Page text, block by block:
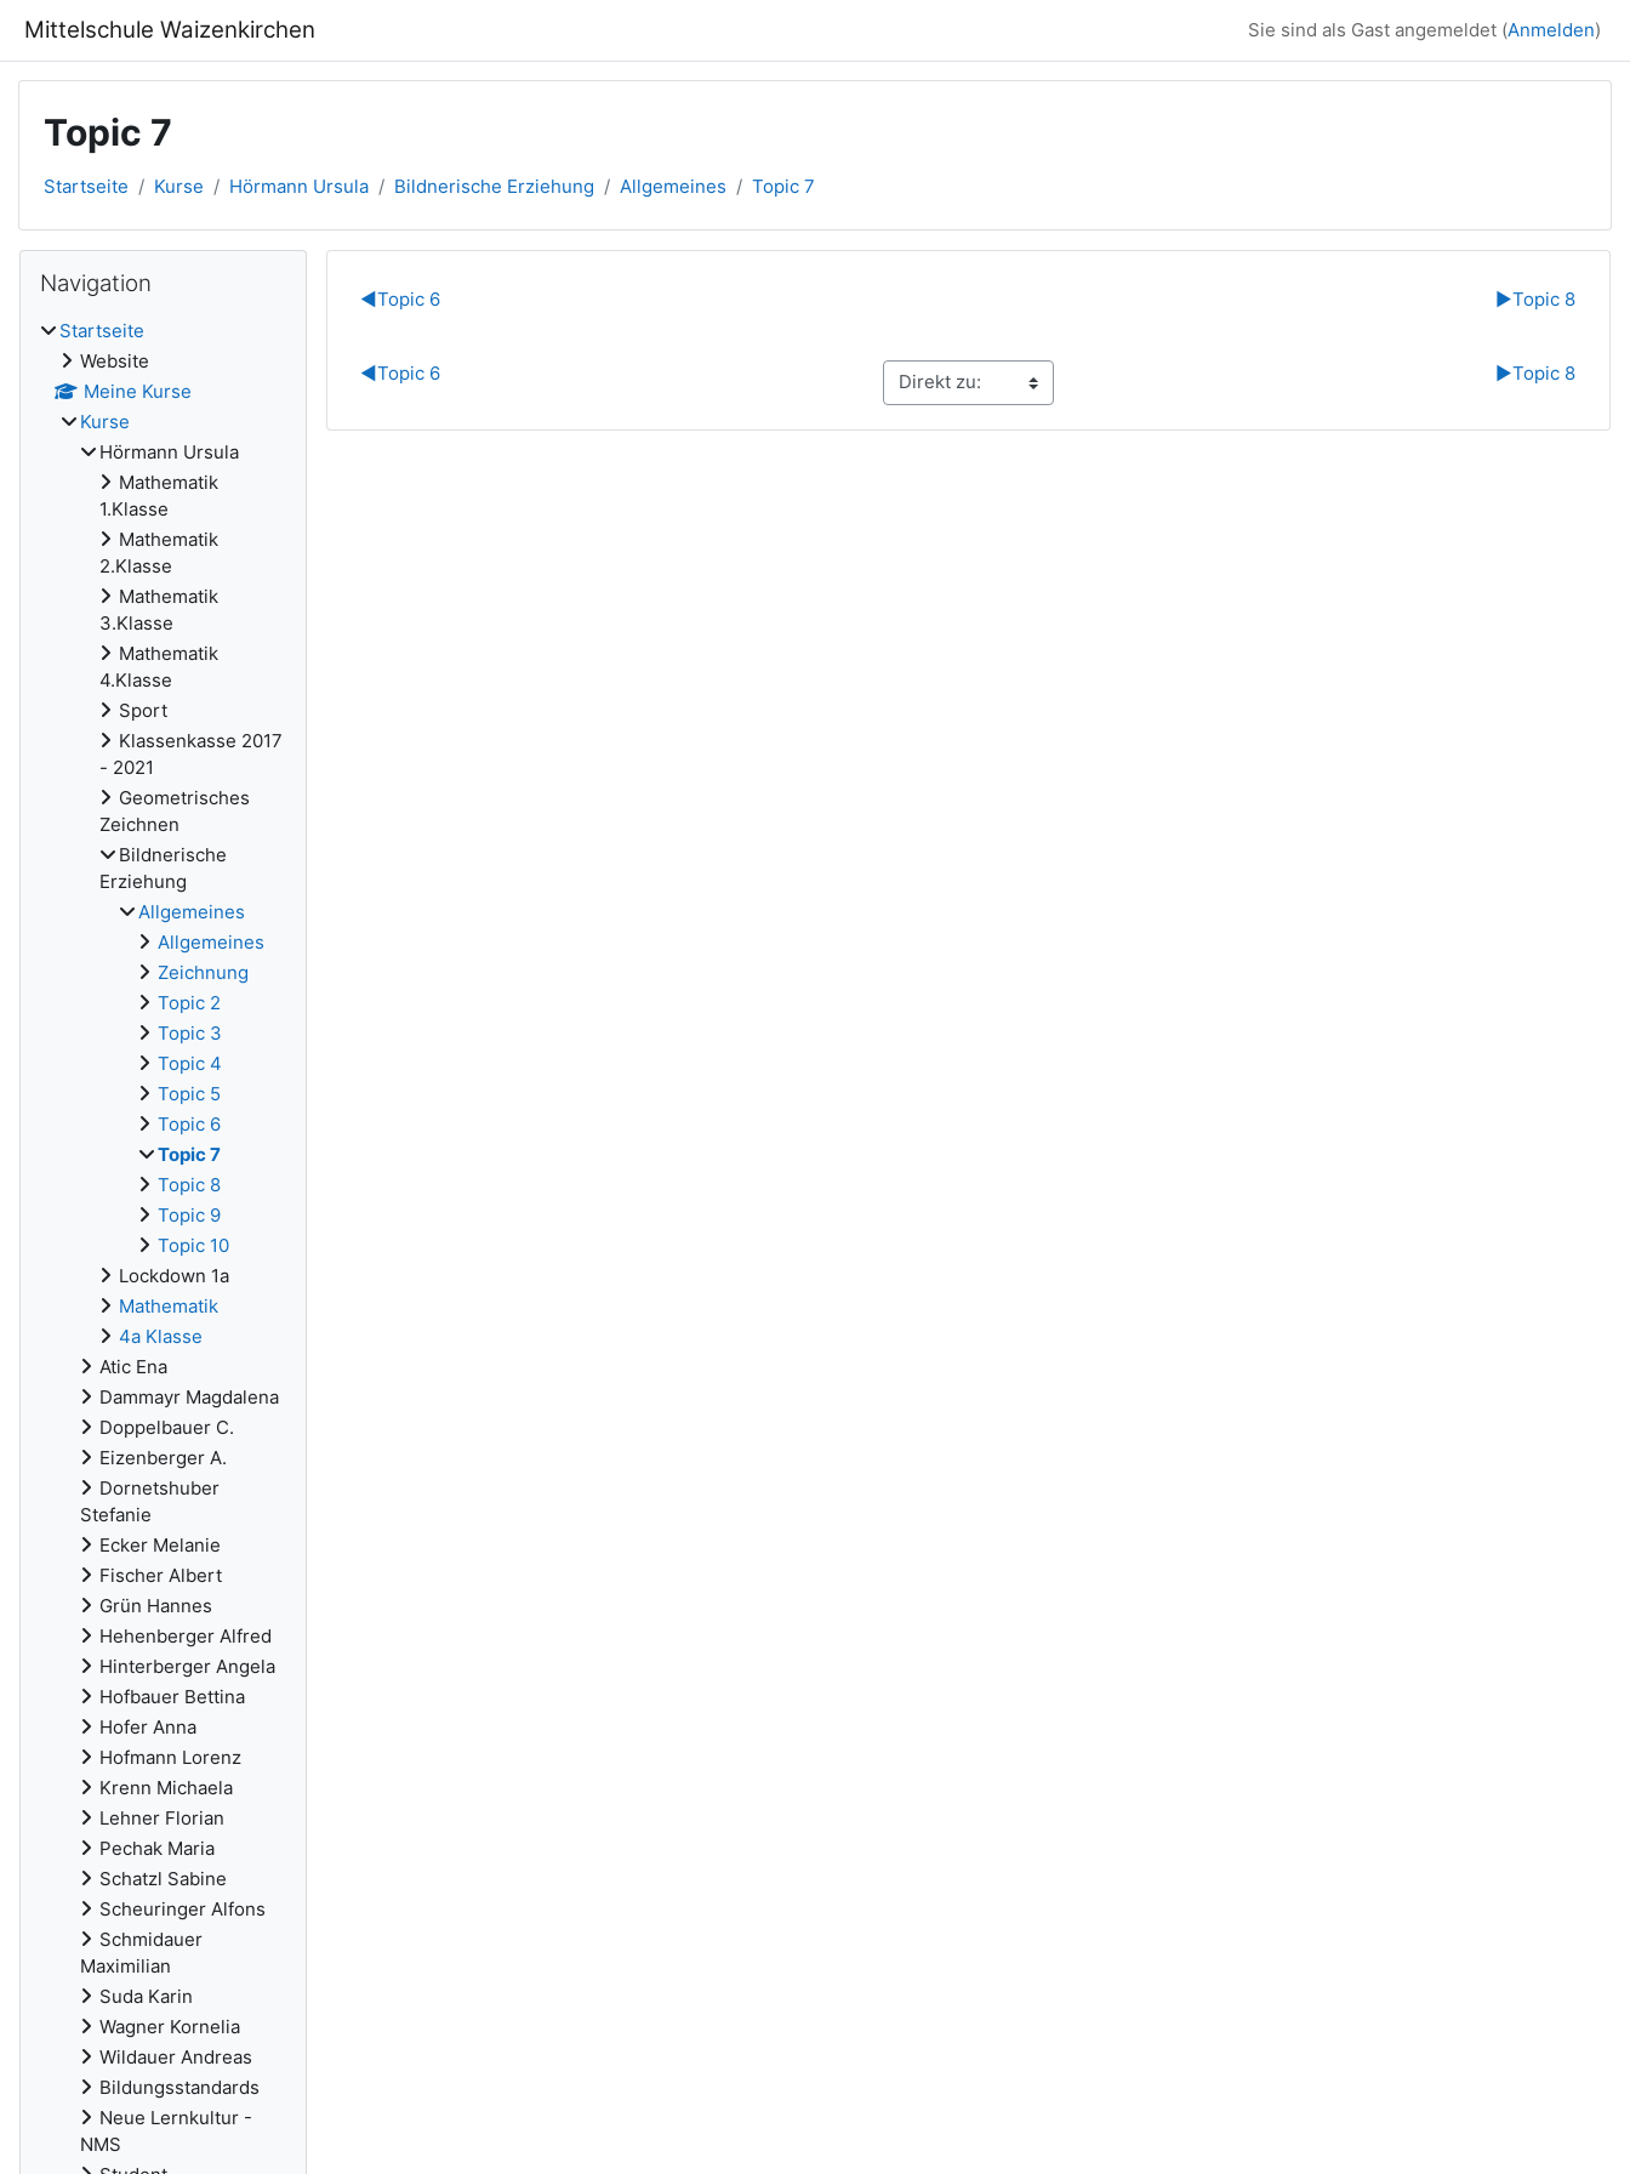
Mittelschule Waizenkirchen Sie sind als Gast angemeldet (Anmelden)
Topic 7
Startseite Kurse Hörmann Ursula Bildnerische Erziehung Allgemeines Topic 7
Abschnittsübersicht
◀︎Topic 6 ▶︎Topic 8
◀︎Topic 6 ▶︎Topic 8
Blöcke
Navigation
Startseite
Website
Meine Kurse
Kurse
Hörmann Ursula
Mathematik
1.Klasse
Mathematik
2.Klasse
Mathematik
3.Klasse
Mathematik
4.Klasse
Sport
Klassenkasse 2017
- 2021
Geometrisches
Zeichnen
Bildnerische
Erziehung
Allgemeines
Allgemeines
Zeichnung
Topic 2
Topic 3
Topic 4
Topic 5
Topic 6
Topic 7
Topic 8
Topic 9
Topic 10
Lockdown 1a
Mathematik
4a Klasse
Atic Ena
Dammayr Magdalena
Doppelbauer C.
Eizenberger A.
Dornetshuber
Stefanie
Ecker Melanie
Fischer Albert
Grün Hannes
Hehenberger Alfred
Hinterberger Angela
Hofbauer Bettina
Hofer Anna
Hofmann Lorenz
Krenn Michaela
Lehner Florian
Pechak Maria
Schatzl Sabine
Scheuringer Alfons
Schmidauer
Maximilian
Suda Karin
Wagner Kornelia
Wildauer Andreas
Bildungsstandards
Neue Lernkultur -
NMS